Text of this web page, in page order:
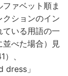
ァベット順ま
ションのイン
いる用語の一
べた場合）見
、
dress」